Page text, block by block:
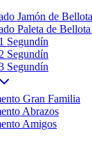
Jamón de
Paleta de
Segundín
Segundín
Segundín
Gran Familia
Abrazos
Amigos